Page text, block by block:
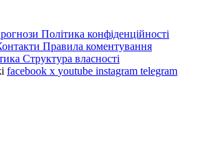
Політика конфіденційності
Правила коментування
Структура власності
facebook x youtube instagram telegram